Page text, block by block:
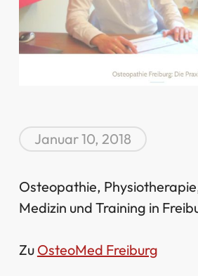
Januar 10, 2018
Osteopathie,
Medizin und Training in
Zu OsteoMed Freiburg